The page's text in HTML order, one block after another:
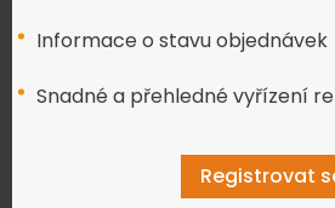
Informace o stavu objednávek
Snadné a přehledné vyřízení
Registrovat